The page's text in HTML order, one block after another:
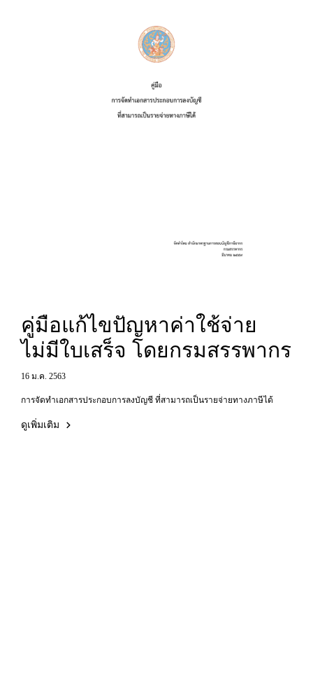
คู่มือแก้ไขปัญหาค่าใช้จ่าย
ไม่มีใบเสร็จ โดยกรมสรรพากร
16 ม.ค. 2563
การจัดทำเอกสารประกอบการลงบัญชี ที่สามารถเป็นรายจ่ายทางภาษีได้
ดูเพิ่มเติม